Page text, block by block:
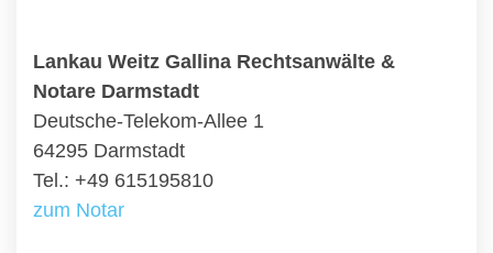
Lankau Weitz Gallina Rechtsanwälte &
Notare Darmstadt
Deutsche-Telekom-Allee 1
64295 Darmstadt
Tel.: +49 615195810
zum Notar